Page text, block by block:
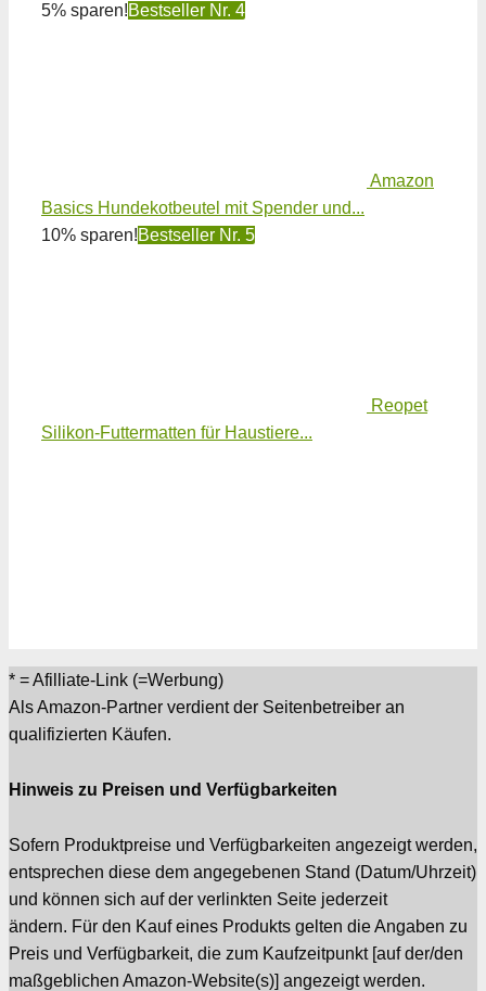
5% sparen!Bestseller Nr. 4
Amazon
Basics Hundekotbeutel mit Spender und...
10% sparen!Bestseller Nr. 5
Reopet
Silikon-Futtermatten für Haustiere...
* = Afilliate-Link (=Werbung)
Als Amazon-Partner verdient der Seitenbetreiber an
qualifizierten Käufen.
Hinweis zu Preisen und Verfügbarkeiten
Sofern Produktpreise und Verfügbarkeiten angezeigt werden,
entsprechen diese dem angegebenen Stand (Datum/Uhrzeit)
und können sich auf der verlinkten Seite jederzeit
ändern. Für den Kauf eines Produkts gelten die Angaben zu
Preis und Verfügbarkeit, die zum Kaufzeitpunkt [auf der/den
maßgeblichen Amazon-Website(s)] angezeigt werden.